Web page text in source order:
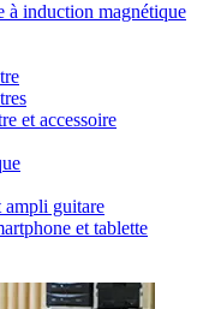
à induction magnétique
et accessoire
ampli guitare
et tablette